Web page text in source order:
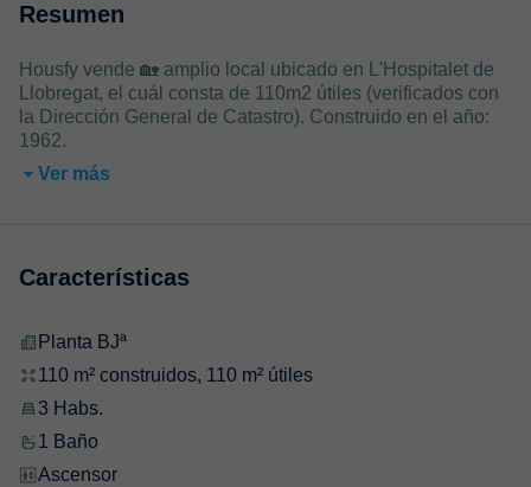
Resumen
Housfy vende 🏡 amplio local ubicado en L'Hospitalet de
Llobregat, el cuál consta de 110m2 útiles (verificados con
la Dirección General de Catastro). Construido en el año:
1962.
Ver más
Características
Planta BJª
110 m² construidos, 110 m² útiles
3 Habs.
1 Baño
Ascensor